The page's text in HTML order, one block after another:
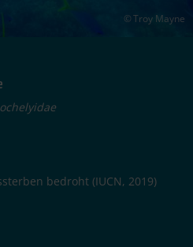
Troy Mayne
bedroht (IUCN, 2019)